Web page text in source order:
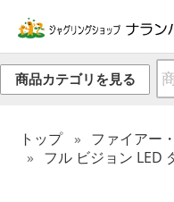
商品カテゴリを見る
トップ ファイアー
フル ビジョン LED